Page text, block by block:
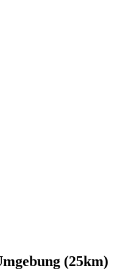
(25km)